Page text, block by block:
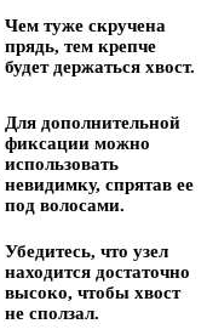
Чем туже скручена
прядь, тем крепче
будет держаться хвост.
Для дополнительной
фиксации можно
использовать
невидимку, спрятав ее
под волосами.
Убедитесь, что узел
находится достаточно
высоко, чтобы хвост
не сползал.